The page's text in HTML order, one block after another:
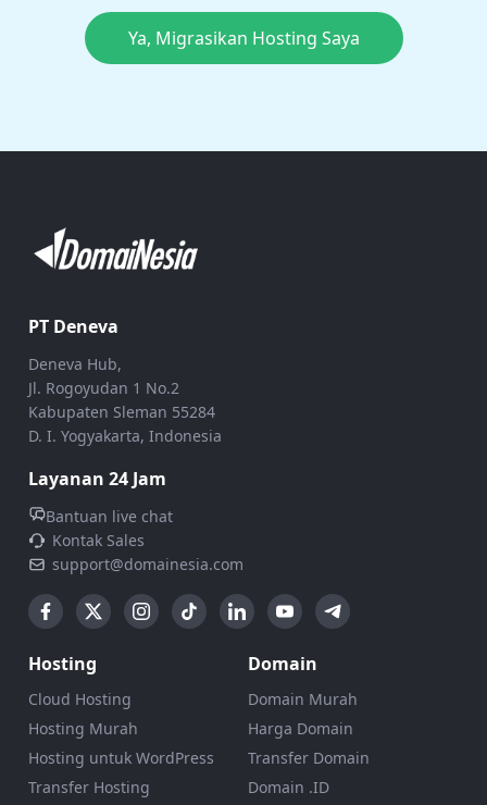
Ya, Migrasikan Hosting Saya
PT Deneva
Deneva Hub,
Jl. Rogoyudan 1 No.2
Kabupaten Sleman 55284
D. I. Yogyakarta, Indonesia
Layanan 24 Jam
Bantuan live chat
Kontak Sales
support@domainesia.com
Hosting
Cloud Hosting
Hosting Murah
Hosting untuk WordPress
Transfer Hosting
Domain
Domain Murah
Harga Domain
Transfer Domain
Domain .ID